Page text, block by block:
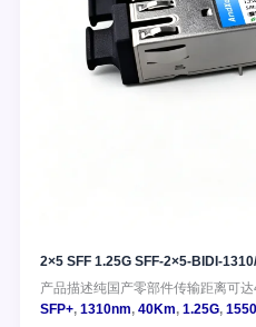
2×5 SFF 1.25G SFF-2×5-BIDI-
产品描述纯国产零部件传输距离可
SFP+,1310nm,40Km,1.25G,